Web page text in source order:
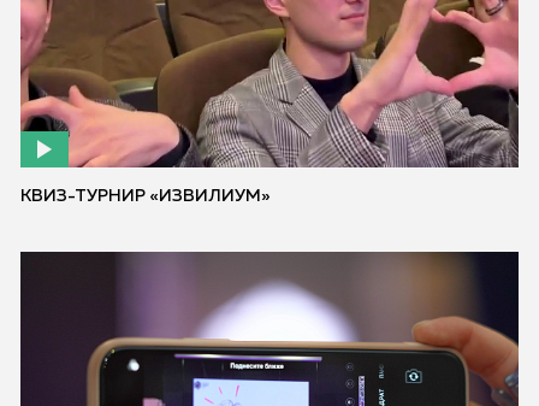
КВИЗ-ТУРНИР «ИЗВИЛИУМ»